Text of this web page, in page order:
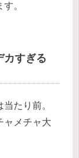
。
カすぎる
たり前。
ャメチャ大